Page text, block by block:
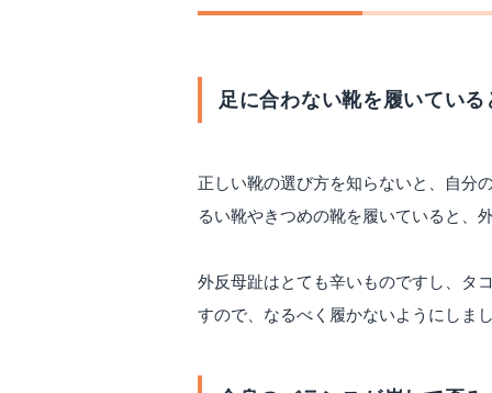
足に合わない靴を履いてい
正しい靴の選び方を知らないと、自分
るい靴やきつめの靴を履いていると、
外反母趾はとても辛いものですし、タ
すので、なるべく履かないようにしま